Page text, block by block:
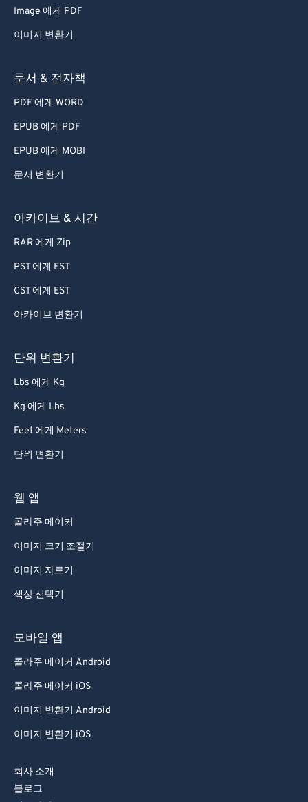
Image 에게 PDF
이미지 변환기
문서 & 전자책
PDF 에게 WORD
EPUB 에게 PDF
EPUB 에게 MOBI
문서 변환기
아카이브 & 시간
RAR 에게 Zip
PST 에게 EST
CST 에게 EST
아카이브 변환기
단위 변환기
Lbs 에게 Kg
Kg 에게 Lbs
Feet 에게 Meters
단위 변환기
웹 앱
콜라주 메이커
이미지 크기 조절기
이미지 자르기
색상 선택기
모바일 앱
콜라주 메이커 Android
콜라주 메이커 iOS
이미지 변환기 Android
이미지 변환기 iOS
회사 소개
블로그